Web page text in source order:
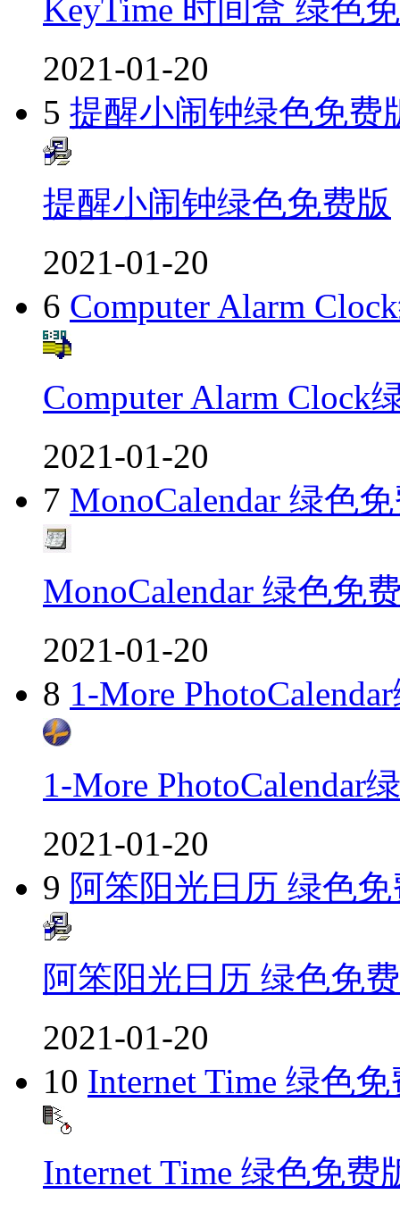
KeyTime 时间盒 绿色
2021-01-20
5 提醒小闹钟绿色免费
提醒小闹钟绿色免费版
2021-01-20
6 Computer Alarm
Computer Alarm Clock
2021-01-20
7 MonoCalendar 绿色
MonoCalendar 绿色免
2021-01-20
8 1-More
1-More PhotoCalendar
2021-01-20
9 阿笨阳光日历 绿色
阿笨阳光日历 绿色免
2021-01-20
10 Internet Time 绿色
Internet Time 绿色免费